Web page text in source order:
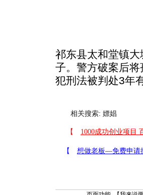
祁东县太和堂镇
子。警方破案后
犯刑法被判处3年
相关搜索: 嫖娼